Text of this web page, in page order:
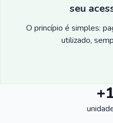
seu
O princípio é simples:
utilizado,